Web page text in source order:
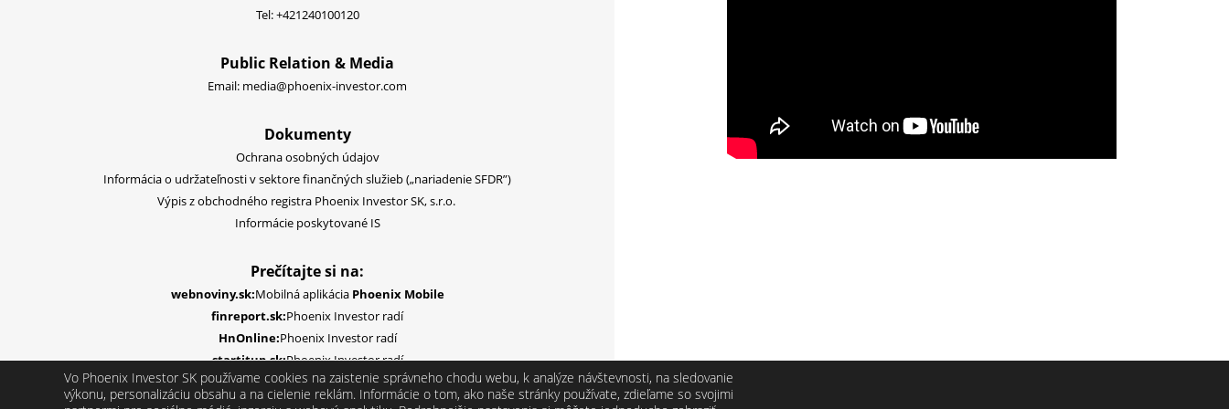
Tel:+421240100120
Public Relation & Media
Email: media@phoenix-investor.com
Dokumenty
Ochrana osobných údajov
Informácia o udržateľnosti v sektore finančných služieb („nariadenie SFDR”)
Výpis z obchodného registra Phoenix Investor SK, s.r.o.
Informácie poskytované IS
Prečítajte si na:
webnoviny.sk:Mobilná aplikáciaPhoenix Mobile
finreport.sk:Phoenix Investor radí
HnOnline:Phoenix Investor radí
startitup.sk:Phoenix Investor radí
Vo Phoenix Investor SK používame cookies na zaistenie správneho chodu webu, k analýze návštevnosti, na sledovanie
výkonu, personalizáciu obsahu a na cielenie reklám. Informácie o tom, ako naše stránky používate, zdieľame so svojimi